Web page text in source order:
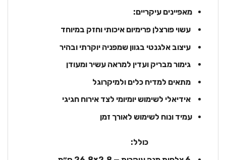
מאפיינים עיקריים:
עשוי פורצלן פרימיום איכותי וחזק במיוחד
עיצוב אלגנטי בגוון שמפניה יוקרתי ובהיר
גימור מבריק ועדין למראה עשיר ומעודן
מתאים למדיח כלים ולמיקרוגל
אידיאלי לשימוש יומיומי לצד אירוח חגיגי
עמיד ונוח לשימוש לאורך זמן
כולל: